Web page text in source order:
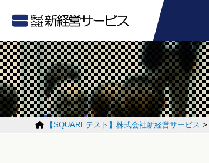
【SQUAREテスト】株式会社新経営サービス >